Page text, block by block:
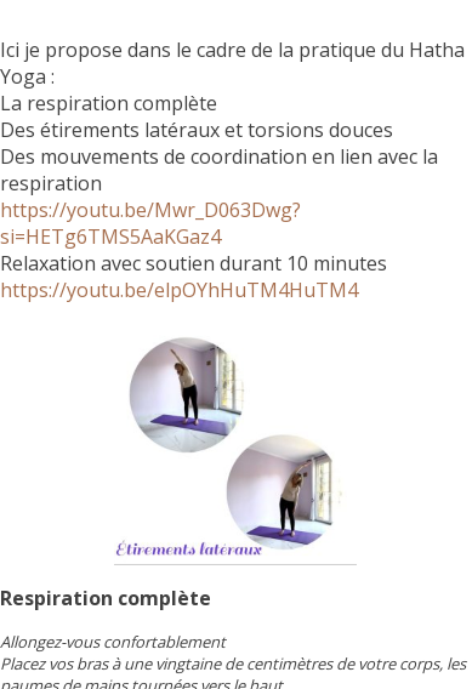
Ici je propose dans le cadre de la pratique du Hatha
Yoga :
La respiration complète
Des étirements latéraux et torsions douces
Des mouvements de coordination en lien avec la
respiration
https://youtu.be/Mwr_D063Dwg?
si=HETg6TMS5AaKGaz4
Relaxation avec soutien durant 10 minutes
https://youtu.be/elpOYhHuTM4HuTM4
Respiration complète
Allongez-vous confortablement
Placez vos bras à une vingtaine de centimètres de votre corps, les